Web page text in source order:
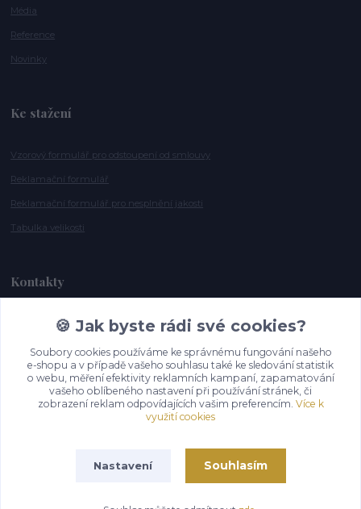
Média
Reference
Novinky
Ke stažení
Vzorový formulář pro odstoupení od smlouvy
Reklamační formulář
Reklamační formulář pro nesplnění jakosti
Tabulka velikosti
Kontakty
Andrea Smělíková
+420 721 115 911
(Po-Pá, 10-16 hod.)
info@gazelky.cz
🍪 Jak byste rádi své cookies?
Soubory cookies používáme ke správnému fungování našeho
e-shopu a v případě vašeho souhlasu také ke sledování statistik
o webu, měření efektivity reklamních kampaní, zapamatování
vašeho oblíbeného nastavení při používání stránek, či
zobrazení reklam odpovídajících vašim preferencím. Více k
využití cookies
Nastavení Souhlasím